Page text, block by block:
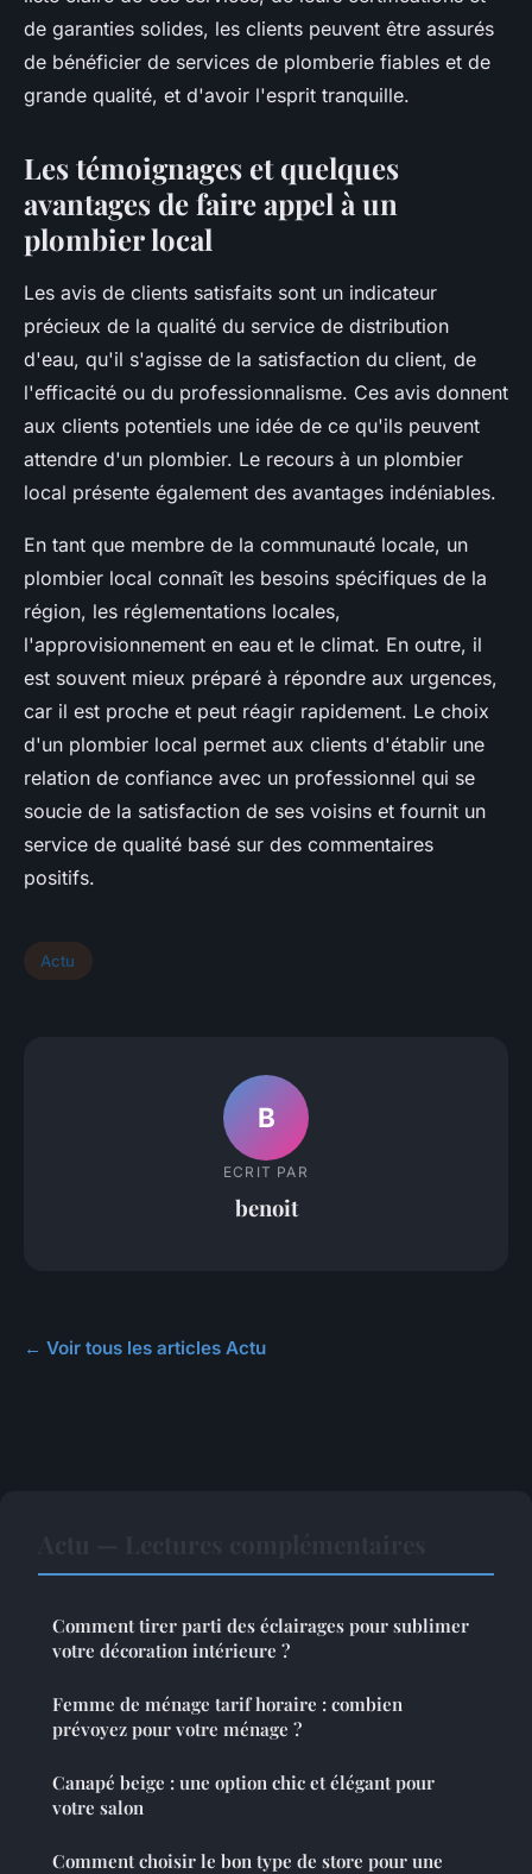
de garanties solides, les clients peuvent être assurés
de bénéficier de services de plomberie fiables et de
grande qualité, et d'avoir l'esprit tranquille.
Les témoignages et quelques
avantages de faire appel à un
plombier local
Les avis de clients satisfaits sont un indicateur
précieux de la qualité du service de distribution
d'eau, qu'il s'agisse de la satisfaction du client, de
l'efficacité ou du professionnalisme. Ces avis donnent
aux clients potentiels une idée de ce qu'ils peuvent
attendre d'un plombier. Le recours à un plombier
local présente également des avantages indéniables.
En tant que membre de la communauté locale, un
plombier local connaît les besoins spécifiques de la
région, les réglementations locales,
l'approvisionnement en eau et le climat. En outre, il
est souvent mieux préparé à répondre aux urgences,
car il est proche et peut réagir rapidement. Le choix
d'un plombier local permet aux clients d'établir une
relation de confiance avec un professionnel qui se
soucie de la satisfaction de ses voisins et fournit un
service de qualité basé sur des commentaires
positifs.
Actu
B
ECRIT PAR
benoit
← Voir tous les articles Actu
Comment tirer parti des éclairages pour sublimer
votre décoration intérieure ?
Femme de ménage tarif horaire : combien
prévoyez pour votre ménage ?
Canapé beige : une option chic et élégant pour
votre salon
Comment choisir le bon type de store pour une